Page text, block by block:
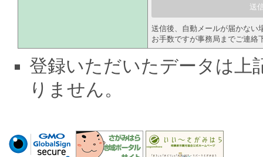
送信後、自動メールが届かない
お手数ですが事務局までご連絡
登録いただいたデータは上
りません。